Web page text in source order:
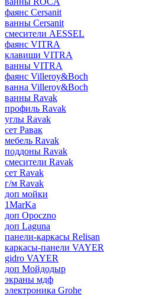
фаянс Cersanit
ванны Cersanit
смесители AESSEL
фаянс VITRA
клавиши VITRA
ванны VITRA
фаянс Villeroy&Boch
ванна Villeroy&Boch
ванны Ravak
профиль Ravak
углы Ravak
сет Равак
мебель Ravak
поддоны Ravak
смесители Ravak
сет Ravak
г/м Ravak
доп мойки
1MarKa
доп Opoczno
доп Laguna
панели-каркасы Relisan
каркасы-панели VAYER
gidro VAYER
доп Мойдодыр
экраны мдф
электроника Grohe